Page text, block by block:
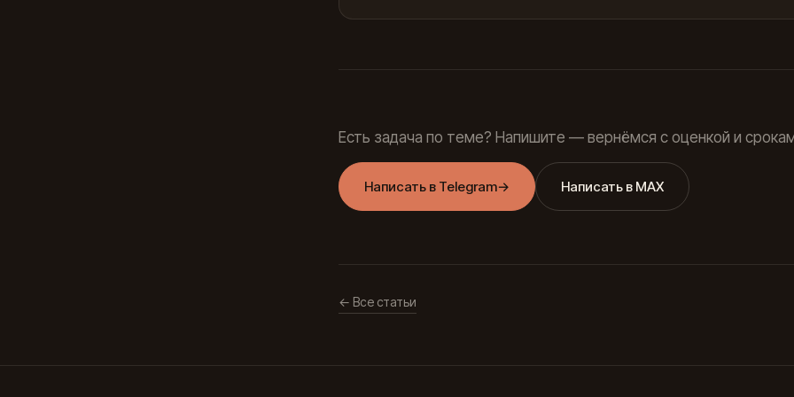
Есть задача по теме? Напишите — вернёмся с оценкой и
Написать в Telegram→ Написать в MAX
← Все статьи